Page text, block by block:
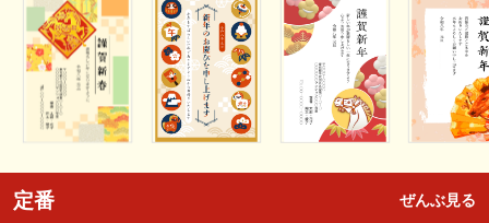
定番 ぜんぶ見る